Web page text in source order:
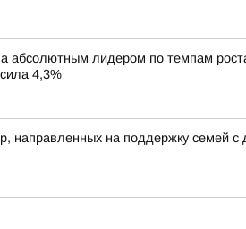
лидером по темпам
4,3%
направленных на поддержку семей с